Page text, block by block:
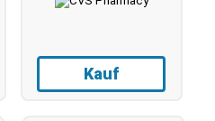
Kauf